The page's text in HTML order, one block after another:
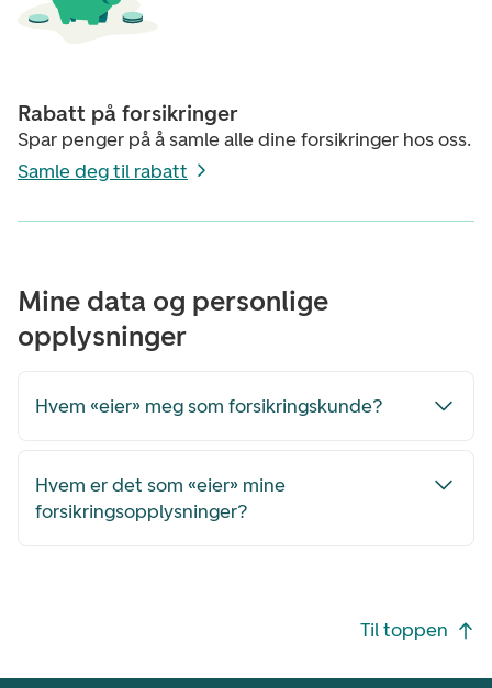
Rabatt på forsikringer
Spar penger på å samle alle dine forsikringer hos oss.
Samle deg til rabatt
Mine data og personlige
opplysninger
Hvem «eier» meg som forsikringskunde?
Hvem er det som «eier» mine
forsikringsopplysninger?
Til toppen